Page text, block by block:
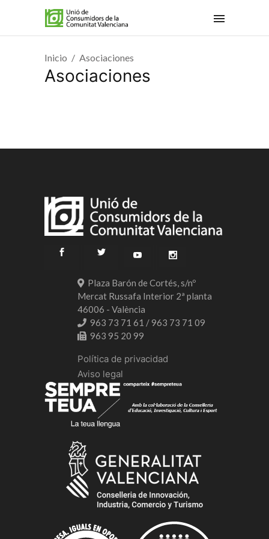
Inicio Asociaciones
Asociaciones
Plaza Barón de Cortés, s/nº
Mercat Russafa Interior 2ª planta
46006 - València
963 73 71 61 / 963 73 71 09
963 95 20 99
Política de privacidad
Aviso legal